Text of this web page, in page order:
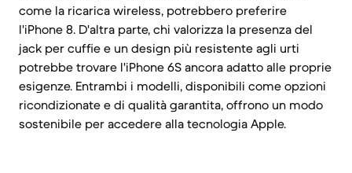
come la ricarica wireless, potrebbero preferire
l'iPhone 8. D'altra parte, chi valorizza la presenza del
jack per cuffie e un design più resistente agli urti
potrebbe trovare l'iPhone 6S ancora adatto alle proprie
esigenze. Entrambi i modelli, disponibili come opzioni
ricondizionate e di qualità garantita, offrono un modo
sostenibile per accedere alla tecnologia Apple.